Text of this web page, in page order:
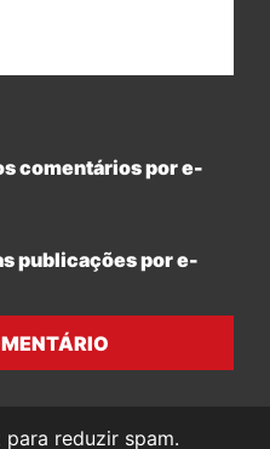
comentários por e-
publicações por e-
reduzir spam.